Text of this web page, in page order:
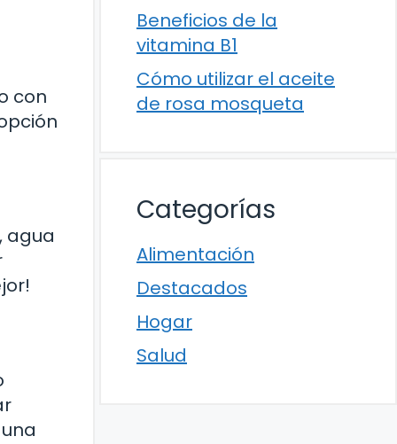
con
agua
Beneficios de la
vitamina B1
Cómo utilizar el aceite
de rosa mosqueta
Categorías
Alimentación
Destacados
Hogar
Salud